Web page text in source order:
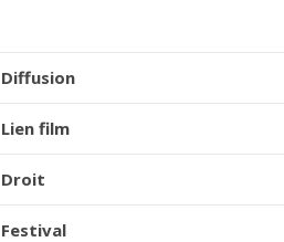
Diffusion
Lien film
Droit
Festival